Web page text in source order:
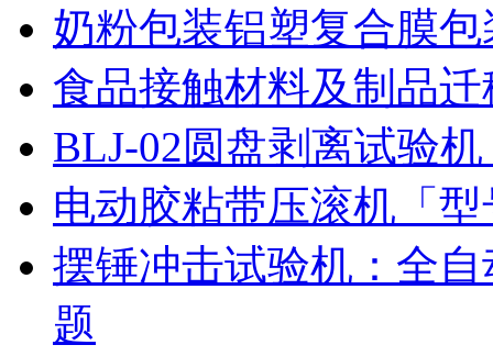
奶粉包装铝塑复合膜
食品接触材料及制品
BLJ-02圆盘剥离试验
电动胶粘带压滚机「
摆锤冲击试验机：全
题